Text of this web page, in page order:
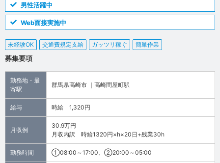
男性活躍中
Web面接実施中
未経験OK 交通費規定支給 ガッツリ稼ぐ 簡単作業
募集要項
勤務地・最
寄駅
群馬県高崎市 ｜高崎問屋町駅
給与 時給 1,320円
月収例
30.9万円
月収内訳 時給1320円×h×20日+残業30h
勤務時間 ①08:00～17:00、②20:00～05:00